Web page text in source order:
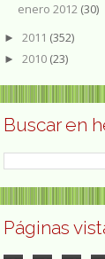
enero 2012 (30)
► 2011 (352)
► 2010 (23)
Buscar en
Páginas